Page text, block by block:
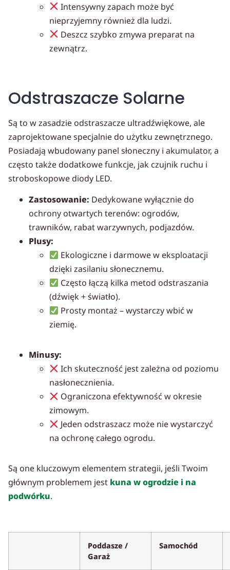
Intensywny zapach może być
nieprzyjemny również dla ludzi.
Deszcz szybko zmywa preparat na
zewnątrz.
Odstraszacze Solarne
Są to w zasadzie odstraszacze ultradźwiękowe, ale
zaprojektowane specjalnie do użytku zewnętrznego.
Posiadają wbudowany panel słoneczny i akumulator, a
często także dodatkowe funkcje, jak czujnik ruchu i
stroboskopowe diody LED.
Zastosowanie: Dedykowane wyłącznie do
ochrony otwartych terenów: ogrodów,
trawników, rabat warzywnych, podjazdów.
Plusy:
Ekologiczne i darmowe w eksploatacji
dzięki zasilaniu słonecznemu.
Często łączą kilka metod odstraszania
(dźwięk + światło).
Prosty montaż – wystarczy wbić w
ziemię.
Minusy:
Ich skuteczność jest zależna od poziomu
nasłonecznienia.
Ograniczona efektywność w okresie
zimowym.
Jeden odstraszacz może nie wystarczyć
na ochronę całego ogrodu.
Są one kluczowym elementem strategii, jeśli Twoim
głównym problemem jest kuna w ogrodzie i na
podwórku.
Poddasze /
Garaż
Samochód